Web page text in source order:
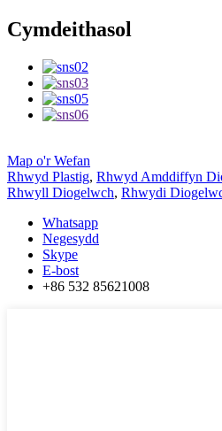
Cymdeithasol
Map o'r Wefan
Rhwyd Plastig, Rhwyd ​​Amddiffyn
Rhwyll Diogelwch, Rhwydi
Whatsapp
Negesydd
Skype
E-bost
+86 532 85621008